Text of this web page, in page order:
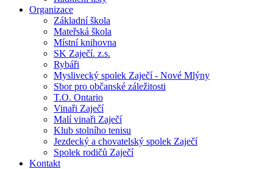
Organizace
Základní škola
Mateřská škola
Místní knihovna
SK Zaječí. z.s.
Rybáři
Myslivecký spolek Zaječí - Nové Mlýny
Sbor pro občanské záležitosti
T.O. Ontario
Vinaři Zaječí
Malí vinaři Zaječí
Klub stolního tenisu
Jezdecký a chovatelský spolek Zaječí
Spolek rodičů Zaječí
Kontakt